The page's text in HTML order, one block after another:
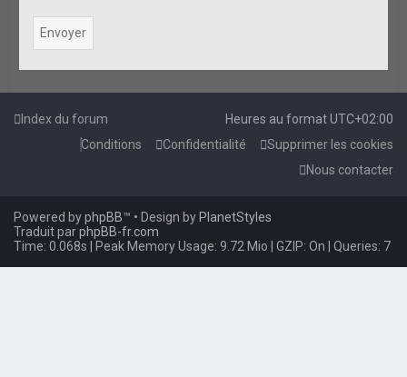
Index du forum Heures au formatUTC+02:00
Supprimer les cookies
Confidentialité
Conditions
Nous contacter
Powered byphpBB™ • Design byPlanetStyles
Traduit parphpBB-fr.com
Time: 0.068s | Peak Memory Usage: 9.72 Mio | GZIP: On | Queries: 7